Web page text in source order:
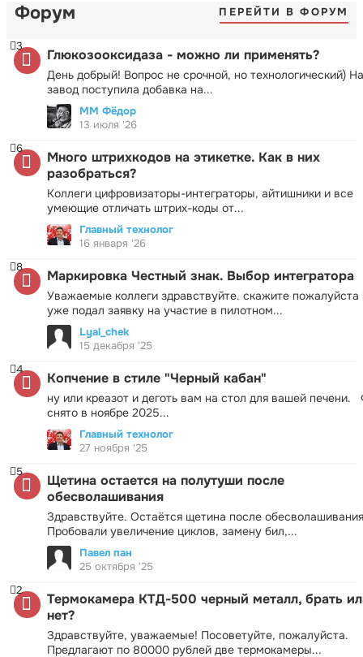
Форум ПЕРЕЙТИ В ФОРУМ
Глюкозооксидаза - можно ли применять?
День добрый! Вопрос не срочной, но технологический) На
завод поступила добавка на...
3
ММ Фёдор
13 июля '26
Много штрихкодов на этикетке. Как в них
разобраться?
Коллеги цифровизаторы-интеграторы, айтишники и все
умеющие отличать штрих-коды от...
6
Главный технолог
16 января '26
Маркировка Честный знак. Выбор интегратора
Уважаемые коллеги здравствуйте. скажите пожалуйста
уже подал заявку на участие в пилотном...
8
Lyal_chek
15 декабря '25
Копчение в стиле "Черный кабан"
ну или креазот и деготь вам на стол для вашей печени.
снято в ноябре 2025...
4
Главный технолог
27 ноября '25
Щетина остается на полутуши после
обесволашивания
Здравствуйте. Остаётся щетина после
Пробовали увеличение циклов, замену бил,...
5
Павел пан
25 октября '25
Термокамера КТД-500 черный металл, брать
нет?
Здравствуйте, уважаемые! Посоветуйте, пожалуйста.
Предлагают по 80000 рублей две термокамеры...
2